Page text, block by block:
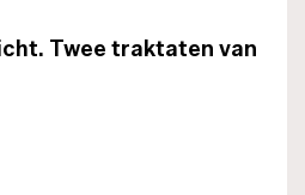
Twee traktaten van